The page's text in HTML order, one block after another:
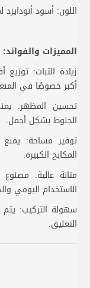
اللون: أسود أنودايزد
المميزات والفوائد:
زيادة الثبات:
أكبر خصوصًا في
تحسين المظهر:
الجنوط بشكل أجمل.
توفير مساحة:
المكابح الكبيرة.
متانة عالية:
الاستخدام اليومي
سهولة التركيب:
التعليق.